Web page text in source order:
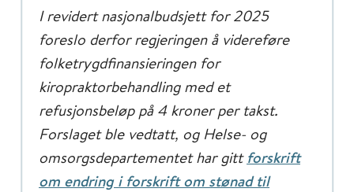
I revidert nasjonalbudsjett for 2025
foreslo derfor regjeringen å videreføre
folketrygdfinansieringen for
kiropraktorbehandling med et
refusjonsbeløp på 4 kroner per takst.
Forslaget ble vedtatt, og Helse- og
omsorgsdepartementet har gitt forskrift
om endring i forskrift om stønad til